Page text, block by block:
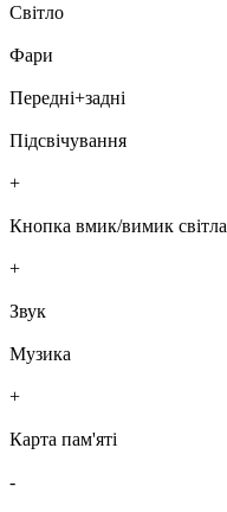
Світло
Фари
Передні+задні
Підсвічування
+
Кнопка вмик/вимик світла
+
Звук
Музика
+
Карта пам'яті
-